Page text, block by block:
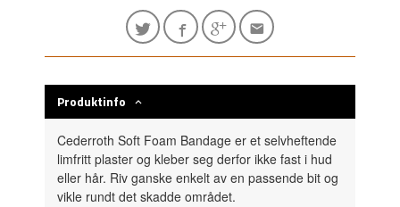
Produktinfo
Cederroth Soft Foam Bandage er et selvheftende
limfritt plaster og kleber seg derfor ikke fast i hud
eller hår. Riv ganske enkelt av en passende bit og
vikle rundt det skadde området.